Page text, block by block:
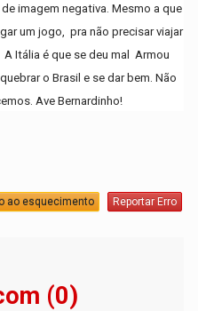
imagem negativa. Mesmo a que
um jogo, pra não precisar viajar
Itália é que se deu mal Armou
o Brasil e se dar bem. Não
Ave Bernardinho!
ao esquecimento Reportar Erro
(0)